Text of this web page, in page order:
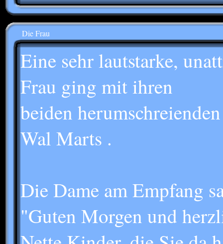
Die Frau
Eine sehr lautstarke,
Frau ging mit ihren
beiden
Wal Marts .
Die Dame am Empfang
"Guten Morgen und